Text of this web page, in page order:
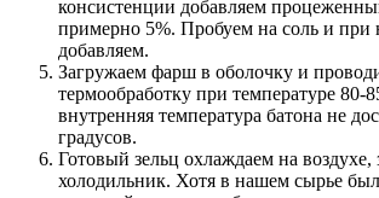
консистенции добавляем
примерно 5%. Пробуем на соль и при
добавляем.
Загружаем фарш в оболочку и
термообработку при температуре 80-
внутренняя температура батона не
градусов.
Готовый зельц охлаждаем на
холодильник. Хотя в нашем сырье